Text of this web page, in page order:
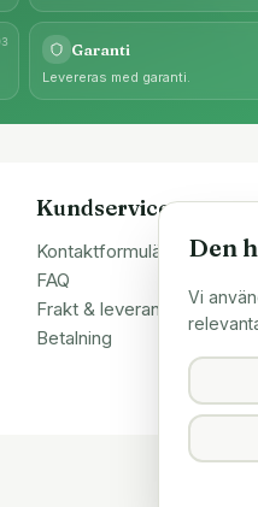
3 Garanti
Levereras med garanti.
Kundservice
Kontaktformulär
FAQ
Frakt & leverans
Betalning
Den
Vi